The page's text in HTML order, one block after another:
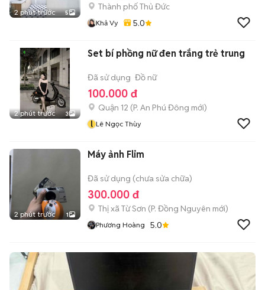
2 phút trước 5
Thành phố Thủ Đức
Khả Vy 5.0
2 phút trước 3
Set bí phồng nữ đen trắng trẻ trung
Đã sử dụng Đồ nữ
100.000 đ
Quận 12 (P. An Phú Đông mới)
l Lê Ngọc Thùy
2 phút trước 1
Máy ảnh Flim
Đã sử dụng (chưa sửa chữa)
300.000 đ
Thị xã Từ Sơn (P. Đồng Nguyên mới)
Phương Hoàng 5.0